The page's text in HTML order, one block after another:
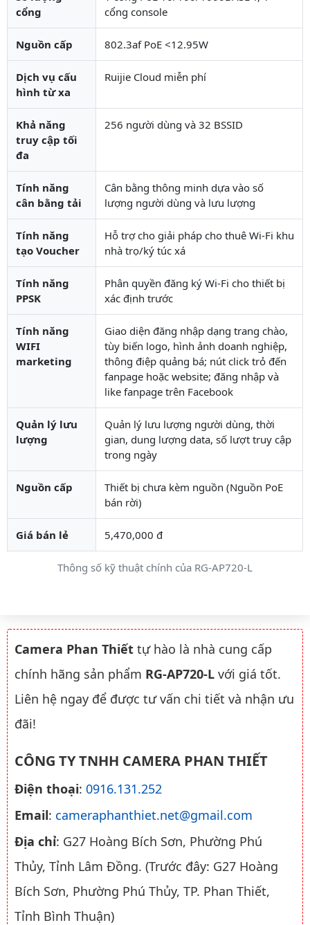
Thông số kỹ thuật chính của RG-AP720-L
cổng
cổng console
Nguồn cấp 802.3af PoE <12.95W
Dịch vụ cấu
hình từ xa
Ruijie Cloud miễn phí
Khả năng
truy cập tối
đa
256 người dùng và 32 BSSID
Tính năng
cân bằng tải
Cân bằng thông minh dựa vào số
lượng người dùng và lưu lượng
Tính năng
tạo Voucher
Hỗ trợ cho giải pháp cho thuê Wi-Fi khu
nhà trọ/ký túc xá
Tính năng
PPSK
Phân quyền đăng ký Wi-Fi cho thiết bị
xác định trước
Tính năng
WIFI
marketing
Giao diện đăng nhập dạng trang chào,
tùy biến logo, hình ảnh doanh nghiệp,
thông điệp quảng bá; nút click trỏ đến
fanpage hoặc website; đăng nhập và
like fanpage trên Facebook
Quản lý lưu
lượng
Quản lý lưu lượng người dùng, thời
gian, dung lượng data, số lượt truy cập
trong ngày
Nguồn cấp
Thiết bị chưa kèm nguồn (Nguồn PoE
bán rời)
Giá bán lẻ 5,470,000 đ
Camera Phan Thiết tự hào là nhà cung cấp
chính hãng sản phẩm RG-AP720-L với giá tốt.
Liên hệ ngay để được tư vấn chi tiết và nhận ưu
đãi!
CÔNG TY TNHH CAMERA PHAN THIẾT
Điện thoại: 0916.131.252
Email: cameraphanthiet.net@gmail.com
Địa chỉ: G27 Hoàng Bích Sơn, Phường Phú
Thủy, Tỉnh Lâm Đồng. (Trước đây: G27 Hoàng
Bích Sơn, Phường Phú Thủy, TP. Phan Thiết,
Tỉnh Bình Thuận)